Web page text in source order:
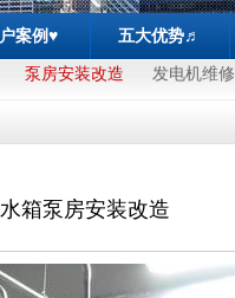
案例♥ 五大优势♬
泵房安装改造 发电机维修
箱泵房安装改造